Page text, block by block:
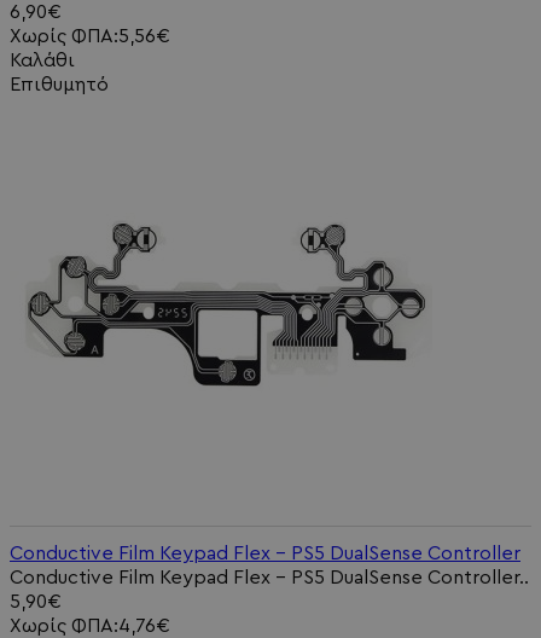
6,90€
Χωρίς ΦΠΑ:5,56€
Καλάθι
Επιθυμητό
Conductive Film Keypad Flex - PS5 DualSense Controller
Conductive Film Keypad Flex - PS5 DualSense Controller..
5,90€
Χωρίς ΦΠΑ:4,76€